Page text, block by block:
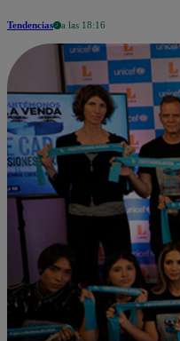
Tendencias a las 18:16